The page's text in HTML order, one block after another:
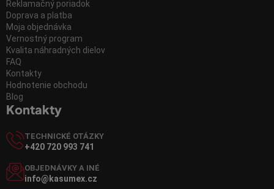
Reklamačný poriadok
Doprava a platba
Moja objednávka
Vernostný program
Kvalita náhradných dielov
FAQ
Kontakty
Hodnotenie obchodu
Blog
Kontakty
TECHNICKÉ OTÁZKY
+420 720 993 741
OBJEDNÁVKY A INÉ
info@kasumex.cz